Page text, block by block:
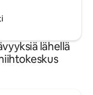
lähellä